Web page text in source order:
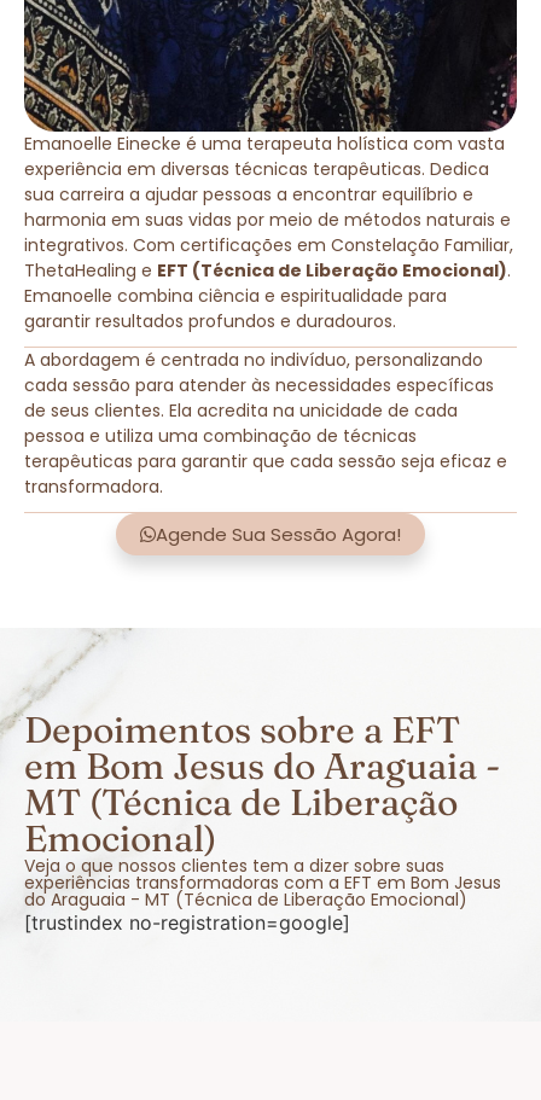
Emanoelle Einecke é uma terapeuta holística com vasta
experiência em diversas técnicas terapêuticas. Dedica
sua carreira a ajudar pessoas a encontrar equilíbrio e
harmonia em suas vidas por meio de métodos naturais e
integrativos. Com certificações em Constelação Familiar,
ThetaHealing e EFT (Técnica de Liberação Emocional).
Emanoelle combina ciência e espiritualidade para
garantir resultados profundos e duradouros.
A abordagem é centrada no indivíduo, personalizando
cada sessão para atender às necessidades específicas
de seus clientes. Ela acredita na unicidade de cada
pessoa e utiliza uma combinação de técnicas
terapêuticas para garantir que cada sessão seja eficaz e
transformadora.
Agende Sua Sessão Agora!
Depoimentos sobre a EFT
em Bom Jesus do Araguaia -
MT (Técnica de Liberação
Emocional)
Veja o que nossos clientes tem a dizer sobre suas
experiências transformadoras com a EFT em Bom Jesus
do Araguaia - MT (Técnica de Liberação Emocional)
[trustindex no-registration=google]